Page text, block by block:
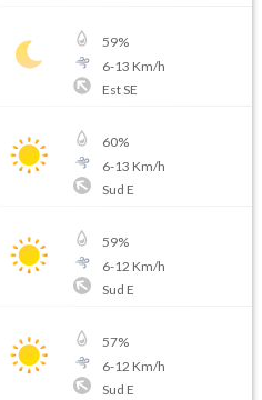
59%
6-13 Km/h
Est SE
60%
6-13 Km/h
Sud E
59%
6-12 Km/h
Sud E
57%
6-12 Km/h
Sud E